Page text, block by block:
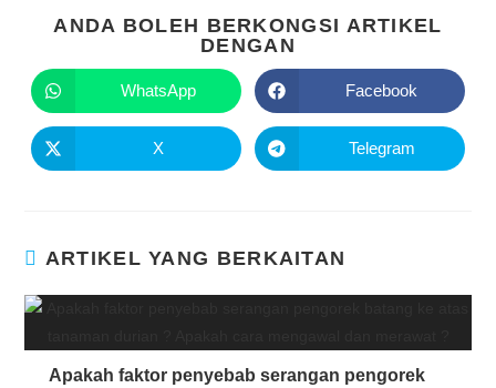
ANDA BOLEH BERKONGSI ARTIKEL
DENGAN
WhatsApp Facebook
X Telegram
ARTIKEL YANG BERKAITAN
Apakah faktor penyebab serangan pengorek